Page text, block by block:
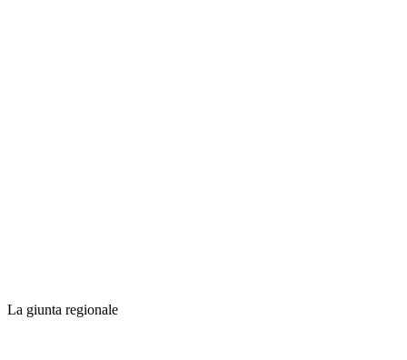
La giunta regionale